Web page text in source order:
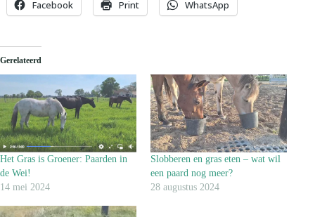
Facebook Print WhatsApp
Gerelateerd
Het Gras is Groener: Paarden in
de Wei!
14 mei 2024
Slobberen en gras eten – wat wil
een paard nog meer?
28 augustus 2024